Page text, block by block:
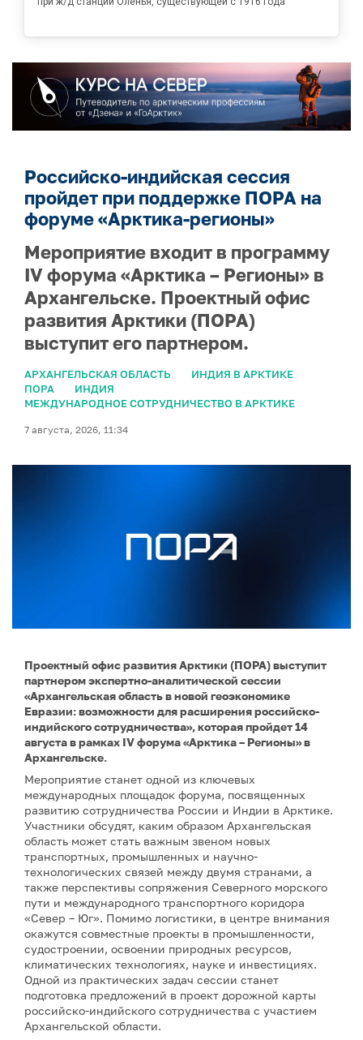
Российско-индийская сессия
пройдет при поддержке ПОРА на
форуме «Арктика-регионы»
Мероприятие входит в программу
IV форума «Арктика – Регионы» в
Архангельске. Проектный офис
развития Арктики (ПОРА)
выступит его партнером.
АРХАНГЕЛЬСКАЯ ОБЛАСТЬ
ИНДИЯ В АРКТИКЕ
ПОРА
ИНДИЯ
МЕЖДУНАРОДНОЕ СОТРУДНИЧЕСТВО В АРКТИКЕ
7 августа, 2026, 11:34
Проектный офис развития Арктики (ПОРА) выступит
партнером экспертно-аналитической сессии
«Архангельская область в новой геоэкономике
Евразии: возможности для расширения российско-
индийского сотрудничества», которая пройдет 14
августа в рамках IV форума «Арктика – Регионы» в
Архангельске.
Мероприятие станет одной из ключевых
международных площадок форума, посвященных
развитию сотрудничества России и Индии в Арктике.
Участники обсудят, каким образом Архангельская
область может стать важным звеном новых
транспортных, промышленных и научно-
технологических связей между двумя странами, а
также перспективы сопряжения Северного морского
пути и международного транспортного коридора
«Север – Юг». Помимо логистики, в центре внимания
окажутся совместные проекты в промышленности,
судостроении, освоении природных ресурсов,
климатических технологиях, науке и инвестициях.
Одной из практических задач сессии станет
подготовка предложений в проект дорожной карты
российско-индийского сотрудничества с участием
Архангельской области.